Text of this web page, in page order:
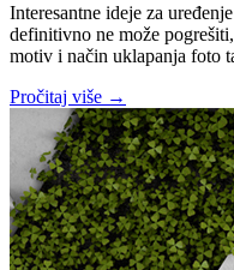
Interesantne ideje za
definitivno ne može
motiv i način uklapanja foto
Pročitaj više →